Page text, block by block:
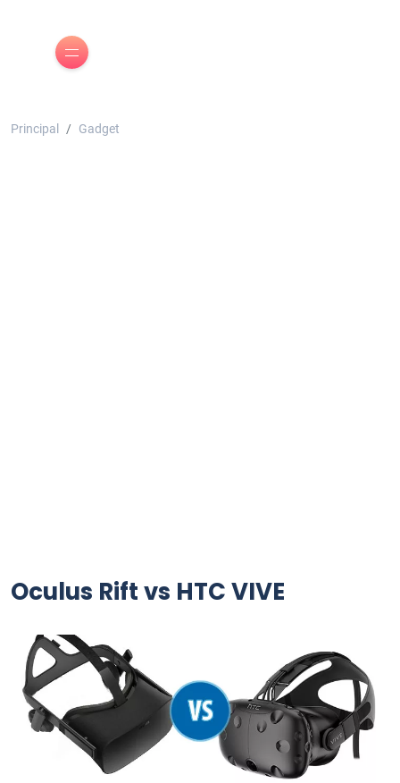
Principal Gadget
Oculus Rift vs HTC VIVE